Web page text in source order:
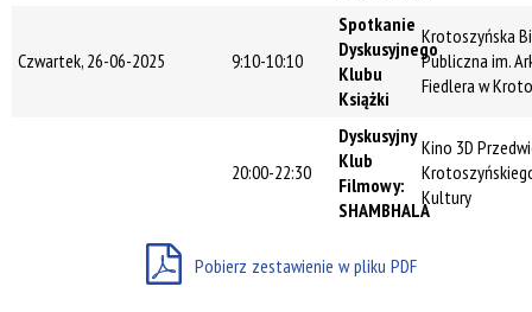
Organizator
Promowane
Czwartek, 26-06-2025 9:10-10:10
Spotkanie
Dyskusyjnego
Klubu
Książki
Krotoszyńska
Publiczna im.
Fiedlera w
20:00-22:30
Dyskusyjny
Klub
Filmowy:
SHAMBHALA
Kino 3D
Kultury
Pobierz zestawienie w pliku PDF